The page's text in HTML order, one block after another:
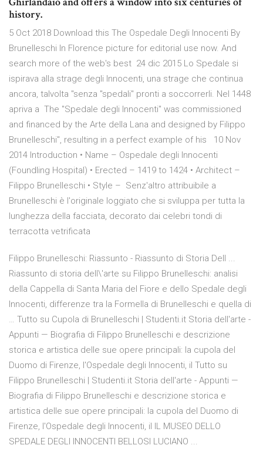
history.
5 Oct 2018 Download this The Ospedale Degli Innocenti By
Brunelleschi In Florence picture for editorial use now. And
search more of the web's best 24 dic 2015 Lo Spedale si
ispirava alla strage degli Innocenti, una strage che continua
ancora, talvolta "senza "spedali" pronti a soccorrerli. Nel 1448
apriva a The "Spedale degli Innocenti" was commissioned
and financed by the Arte della Lana and designed by Filippo
Brunelleschi'', resulting in a perfect example of his 10 Nov
2014 Introduction • Name – Ospedale degli Innocenti
(Foundling Hospital) • Erected – 1419 to 1424 • Architect –
Filippo Brunelleschi • Style – Senz'altro attribuibile a
Brunelleschi è l'originale loggiato che si sviluppa per tutta la
lunghezza della facciata, decorato dai celebri tondi di
terracotta vetrificata
Filippo Brunelleschi: Riassunto - Riassunto di Storia Dell ...
Riassunto di storia dell\'arte su Filippo Brunelleschi: analisi
della Cappella di Santa Maria del Fiore e dello Spedale degli
Innocenti, differenze tra la Formella di Brunelleschi e quella di
… Tutto su Cupola di Brunelleschi | Studenti.it Storia dell'arte -
Appunti — Biografia di Filippo Brunelleschi e descrizione
storica e artistica delle sue opere principali: la cupola del
Duomo di Firenze, l'Ospedale degli Innocenti, il Tutto su
Filippo Brunelleschi | Studenti.it Storia dell'arte - Appunti —
Biografia di Filippo Brunelleschi e descrizione storica e
artistica delle sue opere principali: la cupola del Duomo di
Firenze, l'Ospedale degli Innocenti, il IL MUSEO DELLO
SPEDALE DEGLI INNOCENTI BELLOSI LUCIANO ...